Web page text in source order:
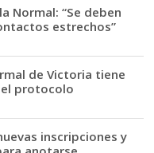
Normal: “Se deben
estrechos”
de Victoria tiene
protocolo
inscripciones y